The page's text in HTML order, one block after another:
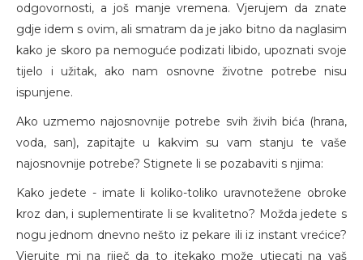
odgovornosti, a još manje vremena. Vjerujem da znate
gdje idem s ovim, ali smatram da je jako bitno da naglasim
kako je skoro pa nemoguće podizati libido, upoznati svoje
tijelo i užitak, ako nam osnovne životne potrebe nisu
ispunjene.
Ako uzmemo najosnovnije potrebe svih živih bića (hrana,
voda, san), zapitajte u kakvim su vam stanju te vaše
najosnovnije potrebe? Stignete li se pozabaviti s njima:
Kako jedete - imate li koliko-toliko uravnotežene obroke
kroz dan, i suplementirate li se kvalitetno? Možda jedete s
nogu jednom dnevno nešto iz pekare ili iz instant vrećice?
Vjerujte mi na riječ da to itekako može utjecati na vaš